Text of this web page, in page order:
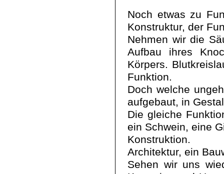
Noch etwas zu
Konstruktur, der
Nehmen wir die
Aufbau ihres
Körpers.
Funktion.
Doch welche
aufgebaut, in
Die gleiche
ein Schwein, eine
Konstruktion.
Architektur, ein
Sehen wir uns